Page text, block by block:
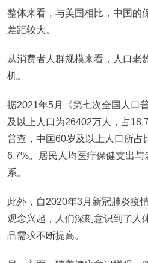
整体来看，与美国相比，中国的
差距较大。
从消费者人群规模来看，人口老
机。
据2021年5月《第七次全国人口
及以上人口为26402万人，占
普查，中国60岁及以上人口所占
6.7%。居民人均医疗保健支出
系。
此外，自2020年3月新冠肺炎疫
观念兴起，人们深刻意识到了人
品需求不断提高。